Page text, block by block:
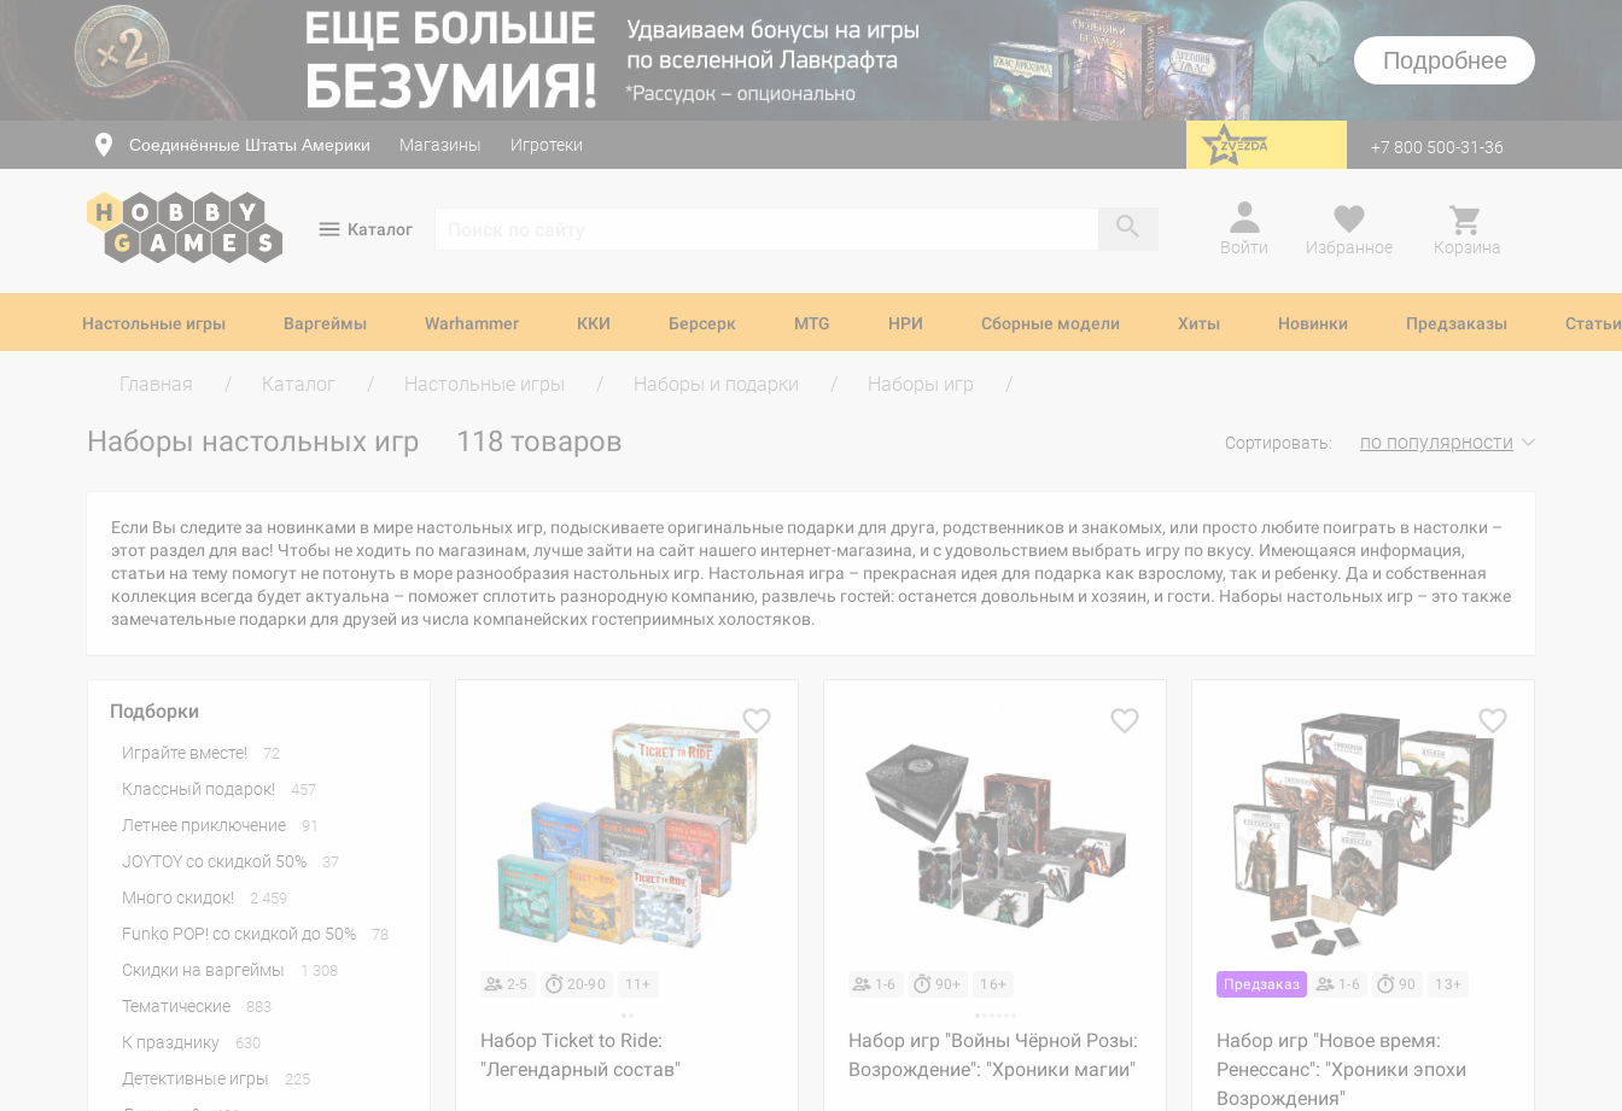
Подробнее
Соединённые Штаты Америки Магазины Игротеки перейти на Zvezda +7 800 500-31-36
Каталог
Войти
Избранное Корзина
Настольные игры Варгеймы Warhammer ККИ Берсерк MTG НРИ Сборные модели Хиты Новинки Предзаказы Статьи
Главная Каталог Настольные игры Наборы и подарки Наборы игр
Наборы настольных игр 118 товаров Сортировать: по популярности
Если Вы следите за новинками в мире настольных игр, подыскиваете оригинальные подарки для друга, родственников и знакомых, или просто любите поиграть в настолки –
этот раздел для вас! Чтобы не ходить по магазинам, лучше зайти на сайт нашего интернет-магазина, и с удовольствием выбрать игру по вкусу. Имеющаяся информация,
статьи на тему помогут не потонуть в море разнообразия настольных игр. Настольная игра – прекрасная идея для подарка как взрослому, так и ребенку. Да и собственная
коллекция всегда будет актуальна – поможет сплотить разнородную компанию, развлечь гостей: останется довольным и хозяин, и гости. Наборы настольных игр – это также
замечательные подарки для друзей из числа компанейских гостеприимных холостяков.
Подборки
Играйте вместе! 72
Классный подарок! 457
Летнее приключение 91
JOYTOY со скидкой 50% 37
Много скидок! 2 459
Funko POP! со скидкой до 50% 78
Скидки на варгеймы 1 308
Тематические 883
К празднику 630
Детективные игры 225
2-5 20-90 11+
Набор Ticket to Ride:
"Легендарный состав"
1-6 90+ 16+
Набор игр "Войны Чёрной Розы:
Возрождение": "Хроники магии"
Предзаказ 1-6 90 13+
Набор игр "Новое время:
Ренессанс": "Хроники эпохи
Возрождения"